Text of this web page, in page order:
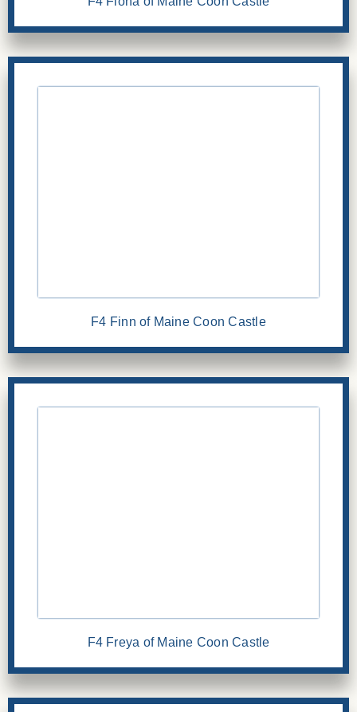
F4 Finn of Maine Coon Castle
F4 Freya of Maine Coon Castle